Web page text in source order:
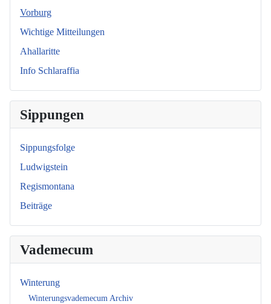
Vorburg
Wichtige Mitteilungen
Ahallaritte
Info Schlaraffia
Sippungen
Sippungsfolge
Ludwigstein
Regismontana
Beiträge
Vademecum
Winterung
Winterungsvademecum Archiv